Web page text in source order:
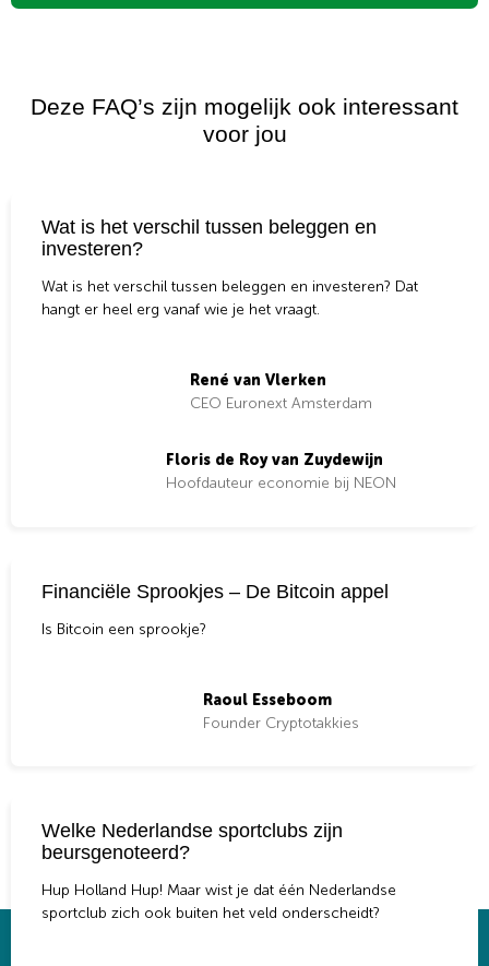
Deze FAQ’s zijn mogelijk ook interessant
voor jou
Wat is het verschil tussen beleggen en
investeren?
Wat is het verschil tussen beleggen en investeren? Dat
hangt er heel erg vanaf wie je het vraagt.
René van Vlerken
CEO Euronext Amsterdam
Floris de Roy van Zuydewijn
Hoofdauteur economie bij NEON
Financiële Sprookjes – De Bitcoin appel
Is Bitcoin een sprookje?
Raoul Esseboom
Founder Cryptotakkies
Welke Nederlandse sportclubs zijn
beursgenoteerd?
Hup Holland Hup! Maar wist je dat één Nederlandse
sportclub zich ook buiten het veld onderscheidt?